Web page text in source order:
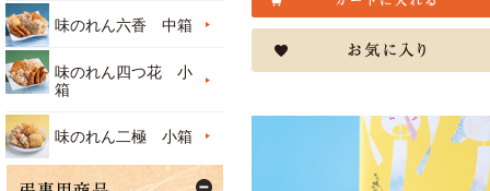
味のれん六香 中箱
味のれん四つ花 小
箱
味のれん二極 小箱